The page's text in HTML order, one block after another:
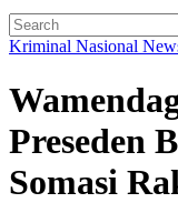
Kriminal Nasional
Preseden
Somasi